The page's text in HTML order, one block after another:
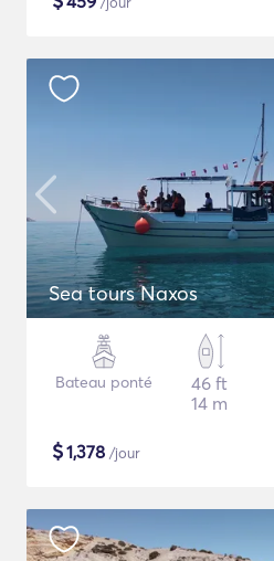
Sea tours Naxos
Bateau ponté
46 ft
14 m
$1,378 /jour